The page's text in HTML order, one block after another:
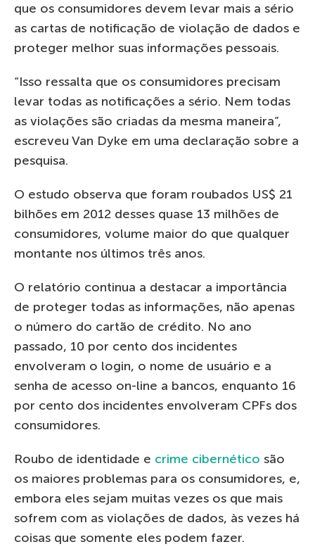
que os consumidores devem levar mais a sério
as cartas de notificação de violação de dados e
proteger melhor suas informações pessoais.
“Isso ressalta que os consumidores precisam
levar todas as notificações a sério. Nem todas
as violações são criadas da mesma maneira”,
escreveu Van Dyke em uma declaração sobre a
pesquisa.
O estudo observa que foram roubados US$ 21
bilhões em 2012 desses quase 13 milhões de
consumidores, volume maior do que qualquer
montante nos últimos três anos.
O relatório continua a destacar a importância
de proteger todas as informações, não apenas
o número do cartão de crédito. No ano
passado, 10 por cento dos incidentes
envolveram o login, o nome de usuário e a
senha de acesso on-line a bancos, enquanto 16
por cento dos incidentes envolveram CPFs dos
consumidores.
Roubo de identidade e crime cibernético são
os maiores problemas para os consumidores, e,
embora eles sejam muitas vezes os que mais
sofrem com as violações de dados, às vezes há
coisas que somente eles podem fazer.